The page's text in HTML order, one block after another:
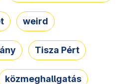
weird
Tisza Pért
közmeghallgatás